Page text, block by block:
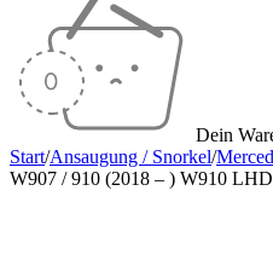
Dein
Start/Ansaugung / Snorkel/
W907 / 910 (2018 – ) W910